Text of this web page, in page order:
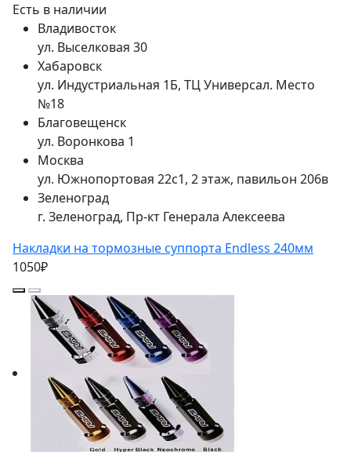
Есть в наличии
Владивосток
ул. Выселковая 30
Хабаровск
ул. Индустриальная 1Б, ТЦ Универсал. Место
№18
Благовещенск
ул. Воронкова 1
Москва
ул. Южнопортовая 22с1, 2 этаж, павильон 206в
Зеленоград
г. Зеленоград, Пр-кт Генерала Алексеева
Накладки на тормозные суппорта Endless 240мм
1050₽